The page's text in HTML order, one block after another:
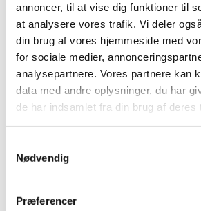
annoncer, til at vise dig funktioner til
at analysere vores trafik. Vi deler
din brug af vores hjemmeside med
for sociale medier,
analysepartnere. Vores partnere kan
data med andre oplysninger, du har
de har indsamlet fra din brug af deres
Nødvendig
Præferencer
Konfirmandernes egen højmesse
Sognegården Vrejlev udvalgte
2. påskedag
Skærtorsdag og forberedelser
Morgensang vinter 2025
Legekirke april 2025